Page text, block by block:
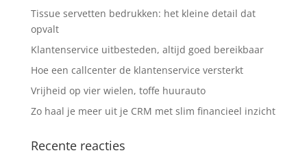
Tissue servetten bedrukken: het kleine detail dat
opvalt
Klantenservice uitbesteden, altijd goed bereikbaar
Hoe een callcenter de klantenservice versterkt
Vrijheid op vier wielen, toffe huurauto
Zo haal je meer uit je CRM met slim financieel inzicht
Recente reacties